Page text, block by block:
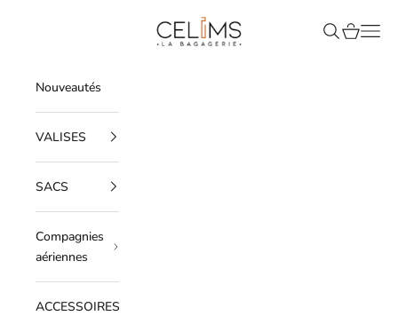
Celims France Recherche
Panier
Nouveautés
VALISES
SACS
Compagnies
aériennes
ACCESSOIRES